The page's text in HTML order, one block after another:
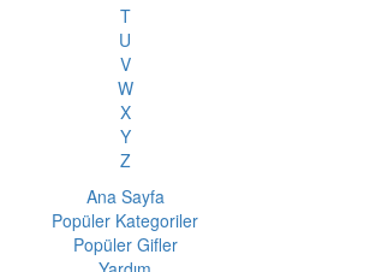
T
U
V
W
X
Y
Z
Ana Sayfa
Popüler Kategoriler
Popüler Gifler